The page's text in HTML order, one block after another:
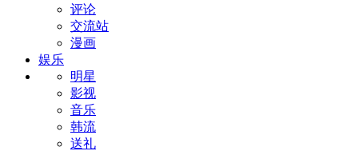
评论
交流站
漫画
娱乐
明星
影视
音乐
韩流
送礼